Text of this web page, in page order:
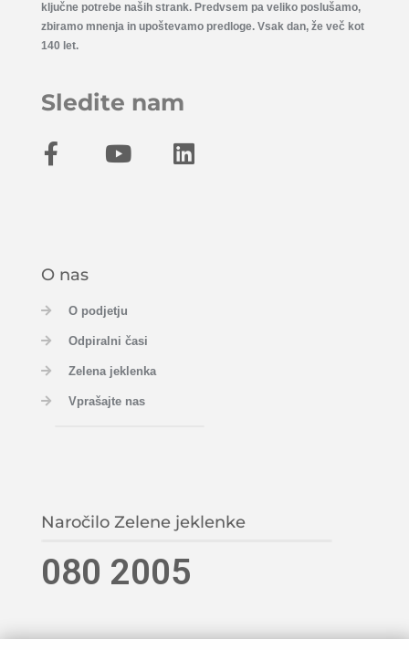
ključne potrebe naših strank. Predvsem pa veliko poslušamo,
zbiramo mnenja in upoštevamo predloge. Vsak dan, že več kot
140 let.
Sledite nam
O nas
O podjetju
Odpiralni časi
Zelena jeklenka
Vprašajte nas
Naročilo Zelene jeklenke
080 2005